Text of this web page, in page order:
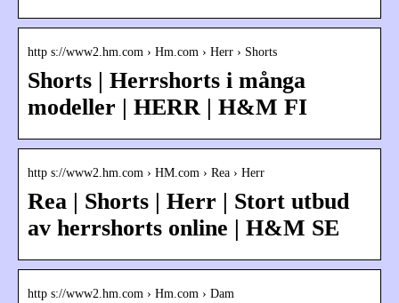
http s://www2.hm.com › Hm.com › Herr › Shorts
Shorts | Herrshorts i många
modeller | HERR | H&M FI
http s://www2.hm.com › HM.com › Rea › Herr
Rea | Shorts | Herr | Stort utbud
av herrshorts online | H&M SE
http s://www2.hm.com › Hm.com › Dam